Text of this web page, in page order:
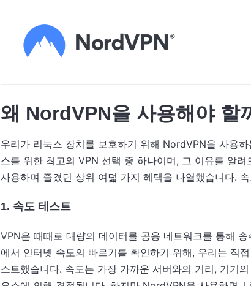
왜 NordVPN을 사용해야 할
우리가 리눅스 장치를 보호하기 위해 NordVPN을 사용
스를 위한 최고의 VPN 선택 중 하나이며, 그 이유를 알
사용하며 즐겼던 상위 여덟 가지 혜택을 나열했습니다.
1. 속도 테스트
VPN은 때때로 대량의 데이터를 공용 네트워크를 통해
에서 인터넷 속도의 빠르기를 확인하기 위해, 우리는 직
스트했습니다. 속도는 가장 가까운 서버와의 거리, 기기